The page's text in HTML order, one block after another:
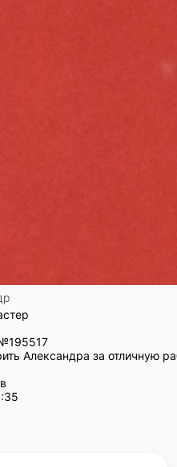
195517
Александра за отличную